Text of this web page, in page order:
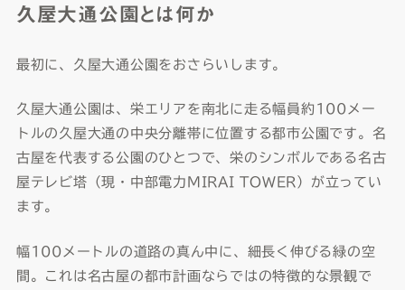
久屋大通公園とは何か
最初に、久屋大通公園をおさらいします。
久屋大通公園は、栄エリアを南北に走る幅員約100メー
トルの久屋大通の中央分離帯に位置する都市公園です。名
古屋を代表する公園のひとつで、栄のシンボルである名古
屋テレビ塔（現・中部電力MIRAI TOWER）が立ってい
ます。
幅100メートルの道路の真ん中に、細長く伸びる緑の空
間。これは名古屋の都市計画ならではの特徴的な景観で